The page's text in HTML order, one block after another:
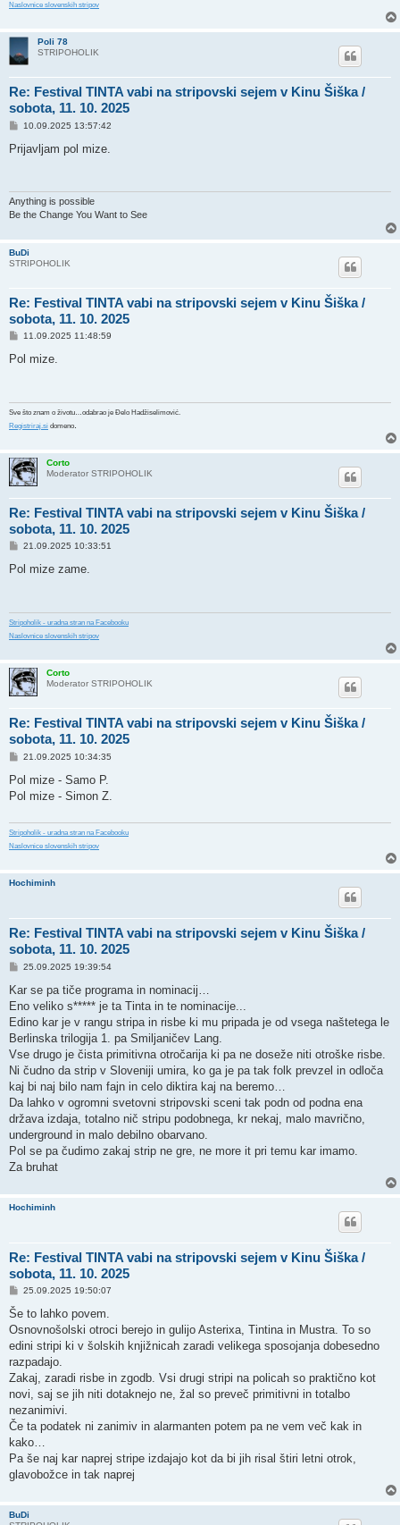
Naslovnice slovenskih stripov
Poli 78
STRIPOHOLIK
Re: Festival TINTA vabi na stripovski sejem v Kinu Šiška /
sobota, 11. 10. 2025
P
s
10.09.2025 13:57:42
Prijavljam pol mize.
Anything is possible
Be the Change You Want to See
BuDi
STRIPOHOLIK
Re: Festival TINTA vabi na stripovski sejem v Kinu Šiška /
sobota, 11. 10. 2025
P
s
11.09.2025 11:48:59
Pol mize.
Sve što znam o životu…odabrao je Đelo Hadžiselimović.
Registriraj.si domeno
Corto
Moderator STRIPOHOLIK
Re: Festival TINTA vabi na stripovski sejem v Kinu Šiška /
sobota, 11. 10. 2025
P
s
21.09.2025 10:33:51
Pol mize zame.
Stripoholik - uradna stran na Facebooku
Naslovnice slovenskih stripov
Corto
Moderator STRIPOHOLIK
Re: Festival TINTA vabi na stripovski sejem v Kinu Šiška /
sobota, 11. 10. 2025
P
s
21.09.2025 10:34:35
Pol mize - Samo P.
Pol mize - Simon Z.
Stripoholik - uradna stran na Facebooku
Naslovnice slovenskih stripov
Hochiminh
Re: Festival TINTA vabi na stripovski sejem v Kinu Šiška /
sobota, 11. 10. 2025
P
s
25.09.2025 19:39:54
Kar se pa tiče programa in nominacij…
Eno veliko s***** je ta Tinta in te nominacije...
Edino kar je v rangu stripa in risbe ki mu pripada je od vsega naštetega le
Berlinska trilogija 1. pa Smiljaničev Lang.
Vse drugo je čista primitivna otročarija ki pa ne doseže niti otroške risbe.
Ni čudno da strip v Sloveniji umira, ko ga je pa tak folk prevzel in odloča
kaj bi naj bilo nam fajn in celo diktira kaj na beremo…
Da lahko v ogromni svetovni stripovski sceni tak podn od podna ena
država izdaja, totalno nič stripu podobnega, kr nekaj, malo mavrično,
underground in malo debilno obarvano.
Pol se pa čudimo zakaj strip ne gre, ne more it pri temu kar imamo.
Za bruhat
Hochiminh
Re: Festival TINTA vabi na stripovski sejem v Kinu Šiška /
sobota, 11. 10. 2025
P
s
25.09.2025 19:50:07
Še to lahko povem.
Osnovnošolski otroci berejo in gulijo Asterixa, Tintina in Mustra. To so
edini stripi ki v šolskih knjižnicah zaradi velikega sposojanja dobesedno
razpadajo.
Zakaj, zaradi risbe in zgodb. Vsi drugi stripi na policah so praktično kot
novi, saj se jih niti dotaknejo ne, žal so preveč primitivni in totalbo
nezanimivi.
Če ta podatek ni zanimiv in alarmanten potem pa ne vem več kak in
kako…
Pa še naj kar naprej stripe izdajajo kot da bi jih risal štiri letni otrok,
glavobožce in tak naprej
BuDi